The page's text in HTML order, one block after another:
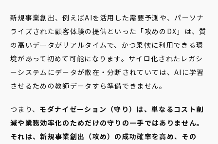
新規事業創出、例えばAIを活用した需要予測や、パーソナ
ライズされた顧客体験の提供といった「攻めのDX」は、質
の高いデータがリアルタイムで、かつ柔軟に利用できる環
境があって初めて可能になります。サイロ化されたレガシ
ーシステムにデータが散在・分断されていては、AIに学習
させるための教師データすら準備できません。
つまり、 モダナイゼーション（守り）は、単なるコスト削
減や業務効率化のためだけの守りの一手ではありません。
それは、新規事業創出（攻め）の成功確率を高め、その